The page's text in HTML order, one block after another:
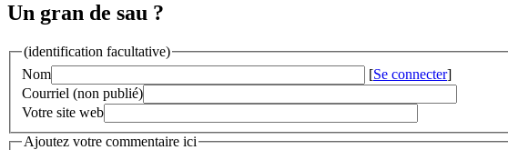
Un gran de sau ?
(identification facultative)
Nom
[Se connecter]
Courriel (non publié)
Votre site web
Ajoutez votre commentaire ici